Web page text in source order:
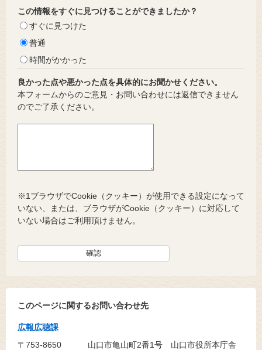
この情報をすぐに見つけることができましたか？
すぐに見つけた
普通
時間がかかった
良かった点や悪かった点を具体的にお聞かせください。
本フォームからのご意見・お問い合わせには返信できません
のでご了承ください。
※1ブラウザでCookie（クッキー）が使用できる設定になって
いない、または、ブラウザがCookie（クッキー）に対応して
いない場合はご利用頂けません。
このページに関するお問い合わせ先
広報広聴課
〒753-8650
山口市亀山町2番1号 山口市役所本庁舎